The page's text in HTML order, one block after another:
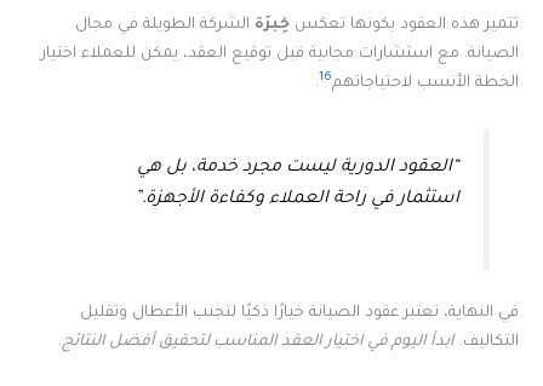
تتميز هذه العقود بكونها تعكس خِبرَة الشركة الطويلة في مجال
الصيانة. مع استشارات مجانية قبل توقيع العقد، يمكن للعملاء اختيار
الخطة الأنسب لاحتياجاتهم16
.
“العقود الدورية ليست مجرد خدمة، بل هي
استثمار في راحة العملاء وكفاءة الأجهزة.”
في النهاية، تعتبر عقود الصيانة خيارًا ذكيًا لتجنب الأعطال وتقليل
التكاليف. ابدأ اليوم في اختيار العقد المناسب لتحقيق أفضل النتائج.